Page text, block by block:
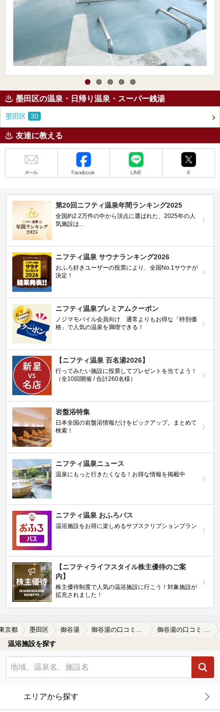
墨田区の温泉・日帰り温泉・スーパー銭湯
墨田区 30
友達に教える
第20回ニフティ温泉年間ランキング2025
全国約2.2万件の中から頂点に選ばれた、2025年の人
気施設は…
ニフティ温泉 サウナランキング2026
おふろ好きユーザーの投票により、全国No.1サウナが
決定！
ニフティ温泉プレミアムクーポン
ノジマモバイル会員向け 通常よりもお得な「特別価
格」で人気の温泉を満喫できる！
【ニフティ温泉 百名湯2026】
行ってみたい施設に投票してプレゼントを当てよう！
（全10回開催 / 合計260名様）
岩盤浴特集
日本全国の岩盤浴情報だけをピックアップ。まとめて
検索！
ニフティ温泉ニュース
温泉にもっと行きたくなる！お得な情報を掲載中
ニフティ温泉 おふろパス
温浴施設をお得に楽しめるサブスクリプションプラン
【ニフティライフスタイル株主優待のご案
内】
株主優待制度で人気の温浴施設に行こう！対象施設が
拡充されました！
京都 墨田区 御谷湯
温浴施設を探す
エリアから探す